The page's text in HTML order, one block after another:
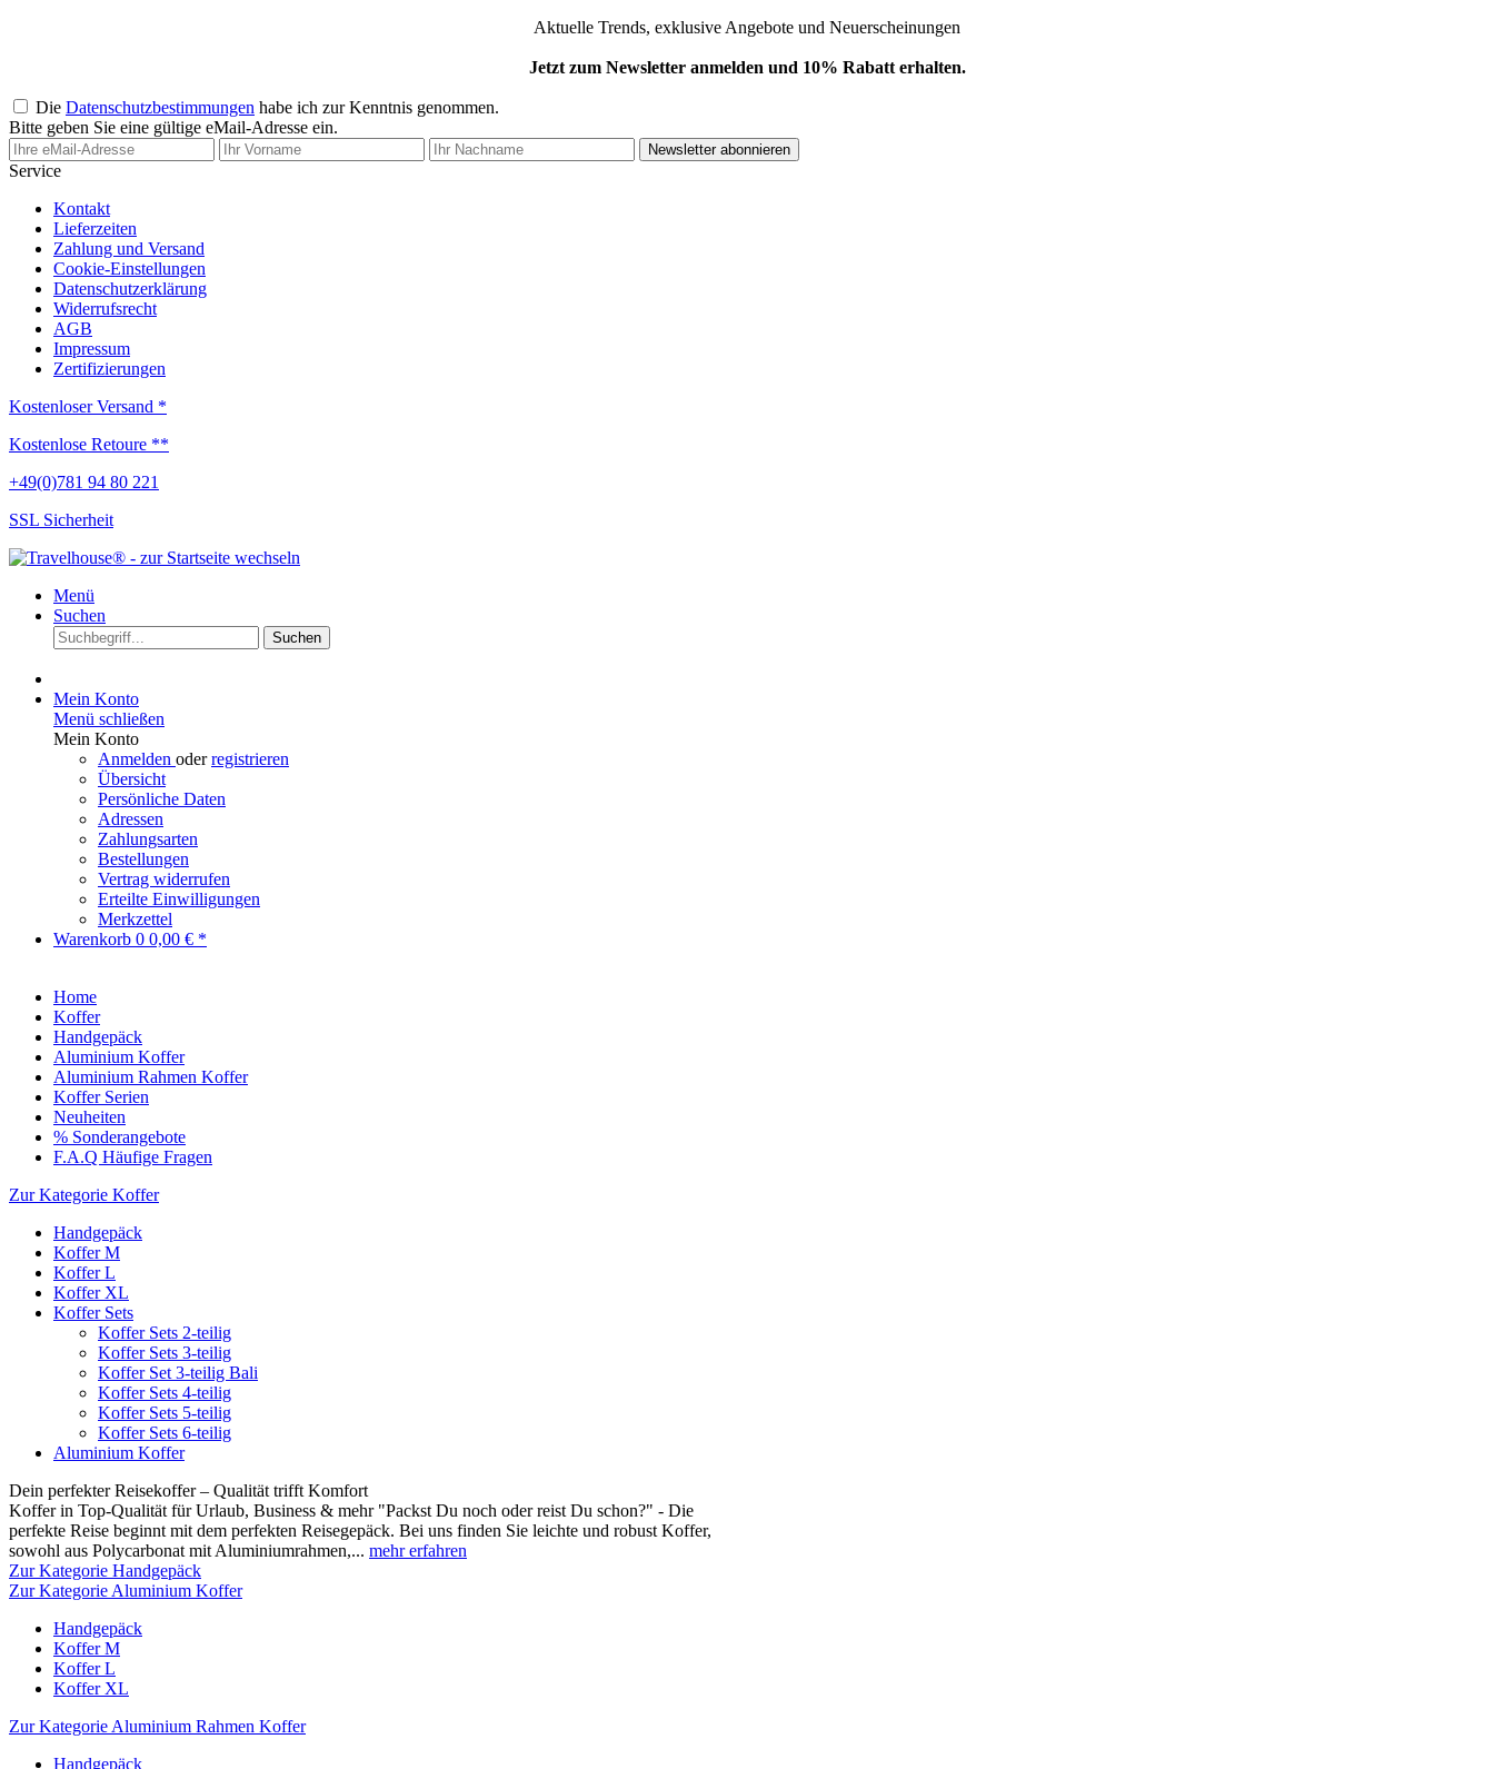
Aktuelle Trends, exklusive Angebote und Neuerscheinungen
Jetzt zum Newsletter anmelden und 10% Rabatt erhalten.
Die Datenschutzbestimmungen habe ich zur Kenntnis genommen.
Bitte geben Sie eine gültige eMail-Adresse ein.
Newsletter abonnieren
Service
Kontakt
Lieferzeiten
Zahlung und Versand
Cookie-Einstellungen
Datenschutzerklärung
Widerrufsrecht
AGB
Impressum
Zertifizierungen
Kostenloser Versand *
Kostenlose Retoure **
+49(0)781 94 80 221
SSL Sicherheit
Menü
Suchen
Suchen
Mein Konto
Menü schließen
Mein Konto
Anmelden oderregistrieren
Übersicht
Persönliche Daten
Adressen
Zahlungsarten
Bestellungen
Vertrag widerrufen
Erteilte Einwilligungen
Merkzettel
Warenkorb 0 0,00 € *
Home
Koffer
Handgepäck
Aluminium Koffer
Aluminium Rahmen Koffer
Koffer Serien
Neuheiten
% Sonderangebote
F.A.Q Häufige Fragen
Zur Kategorie Koffer
Handgepäck
Koffer M
Koffer L
Koffer XL
Koffer Sets
Koffer Sets 2-teilig
Koffer Sets 3-teilig
Koffer Set 3-teilig Bali
Koffer Sets 4-teilig
Koffer Sets 5-teilig
Koffer Sets 6-teilig
Aluminium Koffer
Dein perfekter Reisekoffer – Qualität trifft Komfort
Koffer in Top-Qualität für Urlaub, Business & mehr "Packst Du noch oder reist Du schon?" - Die
perfekte Reise beginnt mit dem perfekten Reisegepäck. Bei uns finden Sie leichte und robust Koffer,
sowohl aus Polycarbonat mit Aluminiumrahmen,... mehr erfahren
Zur Kategorie Handgepäck
Zur Kategorie Aluminium Koffer
Handgepäck
Koffer M
Koffer L
Koffer XL
Zur Kategorie Aluminium Rahmen Koffer
Handgepäck